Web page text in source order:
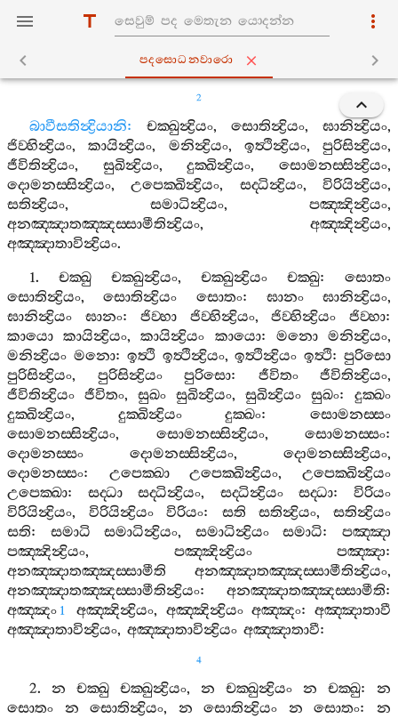
පදසොධනවාරො
2
බාවීසතින්‍ද්‍රියානි: චක‍්ඛුන්‍ද්‍රියං, සොතින්‍ද්‍රියං, ඝානින්‍ද්‍රියං,
ජිව‍්හින්‍ද්‍රියං,කායින්‍ද්‍රියං, මනින්‍ද්‍රියං, ඉත්‍ථින්‍ද්‍රියං, පුරිසින්‍ද්‍රියං,
ජීවිතින්‍ද්‍රියං, සුඛින්‍ද්‍රියං,දුක‍්ඛින්‍ද්‍රියං,සොමනස‍්සින්‍ද්‍රියං,
දොමනස‍්සින්‍ද්‍රියං,උපෙක‍්ඛින්‍ද්‍රියං, සද‍්ධින්‍ද්‍රියං,විරියින්‍ද්‍රියං,
සතින්‍ද්‍රියං, සමාධින්‍ද්‍රියං, පඤ‍්ඤින්‍ද්‍රියං,
අනඤ‍්ඤාතඤ‍්ඤස‍්සාමීතින්‍ද්‍රියං, අඤ‍්ඤින්‍ද්‍රියං,
අඤ‍්ඤාතාවින්‍ද්‍රියං.
1. චක‍්ඛු චක‍්ඛුන්‍ද්‍රියං, චක‍්ඛුන්‍ද්‍රියං චක‍්ඛු:සොතං
සොතින්‍ද්‍රියං,සොතින්‍ද්‍රියං සොතං: ඝානං ඝානින්‍ද්‍රියං,
ඝානින්‍ද්‍රියං
ඝානං:ජිව‍්හා ජිව‍්හින්‍ද්‍රියං,ජිව‍්හින්‍ද්‍රියං ජිව‍්හා:
කායො කායින්‍ද්‍රියං,කායින්‍ද්‍රියං කායො: මනො මනින්‍ද්‍රියං,
මනින්‍ද්‍රියං මනො: ඉත්‍ථි ඉත්‍ථින්‍ද්‍රියං, ඉත්‍ථින්‍ද්‍රියං ඉත්‍ථි: පුරිසො
පුරිසින්‍ද්‍රියං, පුරිසින්‍ද්‍රියං පුරිසො: ජීවිතං ජීවිතින්‍ද්‍රියං,
ජීවිතින්‍ද්‍රියං ජීවිතං, සුඛං සුඛින්‍ද්‍රියං, සුඛින්‍ද්‍රියං සුඛං: දුක‍්ඛං
දුක‍්ඛින්‍ද්‍රියං, දුක‍්ඛින්‍ද්‍රියං දුක‍්ඛං:සොමනස‍්සං
සොමනස‍්සින්‍ද්‍රියං, සොමනස‍්සින්‍ද්‍රියං, සොමනස‍්සං:
දොමනස‍්සං
දොමනස‍්සින්‍ද්‍රියං, දොමනස‍්සින්‍ද්‍රියං,
දොමනස‍්සං: උපෙක‍්ඛා උපෙක‍්ඛින්‍ද්‍රියං,උපෙක‍්ඛින්‍ද්‍රියං
උපෙක‍්ඛා:සද‍්ධා සද‍්ධින්‍ද්‍රියං, සද‍්ධින්‍ද්‍රියං සද‍්ධා:විරියං
විරියින්‍ද්‍රියං, විරියින්‍ද්‍රියං විරියං: සති සතින්‍ද්‍රියං,සතින්‍ද්‍රියං
සති: සමාධි සමාධින්‍ද්‍රියං, සමාධින්‍ද්‍රියං සමාධි:පඤ‍්ඤා
පඤ‍්ඤින්‍ද්‍රියං, පඤ‍්ඤින්‍ද්‍රියං පඤ‍්ඤා:
අනඤ‍්ඤාතඤ‍්ඤස‍්සාමීති
අනඤ‍්ඤාතඤ‍්ඤස‍්සාමීතින්‍ද්‍රියං,
අනඤ‍්ඤාතඤ‍්ඤස‍්සාමීතින්‍ද්‍රියං: අනඤ‍්ඤාතඤ‍්ඤස‍්සාමීති:
අඤ‍්ඤං 1 අඤ‍්ඤින්‍ද්‍රියං, අඤ‍්ඤින්‍ද්‍රියං අඤ‍්ඤං: අඤ‍්ඤාතාවී
අඤ‍්ඤාතාවින්‍ද්‍රියං, අඤ‍්ඤාතාවින්‍ද්‍රියං අඤ‍්ඤාතාවී:
4
2. න චක‍්ඛු චක‍්ඛුන්‍ද්‍රියං, න චක‍්ඛුන්‍ද්‍රියං න චක‍්ඛු: න
සොතං
න සොතින්‍ද්‍රියං, න සොතින්‍ද්‍රියං න සොතං:න